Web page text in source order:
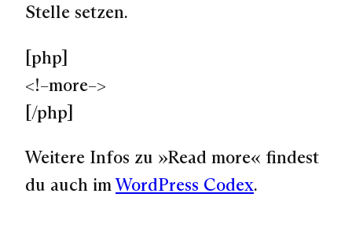
Stelle setzen.
[php]
<!–more–>
[/php]
Weitere Infos zu »Read more« findest
du auch imWordPress Codex.